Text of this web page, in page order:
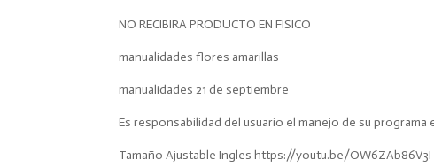
NO RECIBIRA PRODUCTO EN FISICO
manualidades flores amarillas
manualidades 21 de septiembre
Es responsabilidad del usuario el manejo de su
Tamaño Ajustable Ingles https://youtu.be/OW6ZAb86V3I